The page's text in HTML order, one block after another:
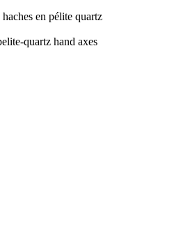
en pélite quartz
quartz hand axes